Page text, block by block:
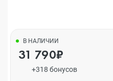
В НАЛИЧИИ
31 790₽
+318 бонусов